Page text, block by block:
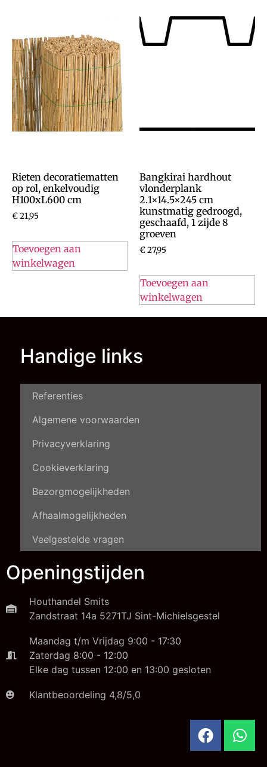
Rieten decoratiematten
op rol, enkelvoudig
H100xL600 cm
€21,95
Toevoegen aan
winkelwagen
Bangkirai hardhout
vlonderplank
2.1×14.5×245 cm
kunstmatig gedroogd,
geschaafd, 1 zijde 8
groeven
€27,95
Toevoegen aan
winkelwagen
Handige links
Referenties
Algemene voorwaarden
Privacyverklaring
Cookieverklaring
Bezorgmogelijkheden
Afhaalmogelijkheden
Veelgestelde vragen
Openingstijden
Houthandel Smits
Zandstraat 14a 5271TJ Sint-Michielsgestel
Maandag t/m Vrijdag 9:00 - 17:30
Zaterdag 8:00 - 12:00
Elke dag tussen 12:00 en 13:00 gesloten
Klantbeoordeling 4,8/5,0